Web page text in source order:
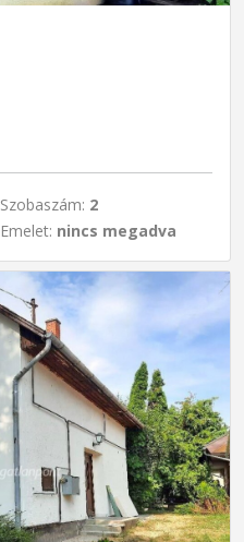
Szobaszám: 2
Emelet: nincs megadva